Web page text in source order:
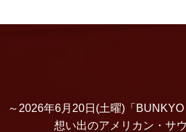
～2026年6月20日(土曜)「
想い出のアメリカン・サ